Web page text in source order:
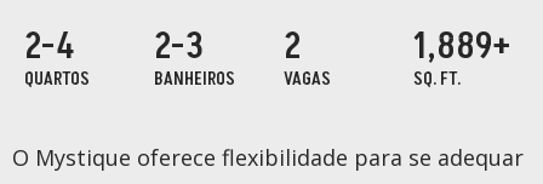
2-4
QUARTOS
2-3
BANHEIROS
2
VAGAS
1,889+
SQ. FT.
O Mystique oferece flexibilidade para se adequar